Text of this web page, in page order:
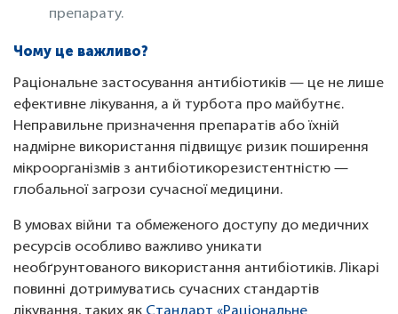
препарату.
Чому це важливо?
Раціональне застосування антибіотиків — це не лише
ефективне лікування, а й турбота про майбутнє.
Неправильне призначення препаратів або їхній
надмірне використання підвищує ризик поширення
мікроорганізмів з антибіотикорезистентністю —
глобальної загрози сучасної медицини.
В умовах війни та обмеженого доступу до медичних
ресурсів особливо важливо уникати
необґрунтованого використання антибіотиків. Лікарі
повинні дотримуватись сучасних стандартів